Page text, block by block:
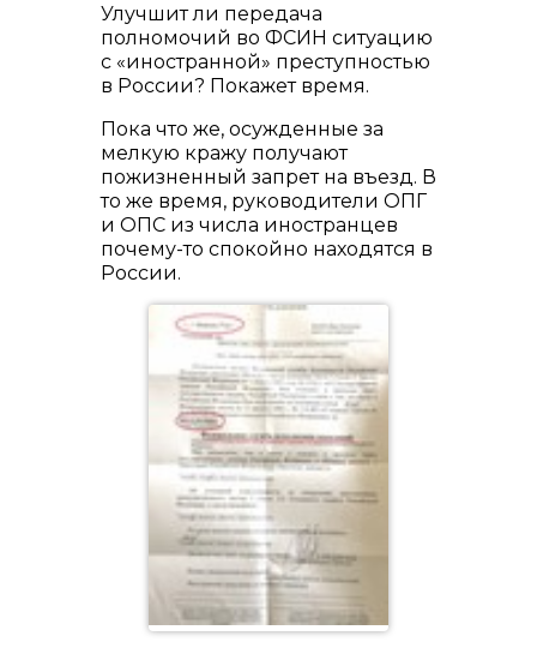
Улучшит ли передача
полномочий во ФСИН ситуацию
с «иностранной» преступностью
в России? Покажет время.
Пока что же, осужденные за
мелкую кражу получают
пожизненный запрет на въезд. В
то же время, руководители ОПГ
и ОПС из числа иностранцев
почему-то спокойно находятся в
России.